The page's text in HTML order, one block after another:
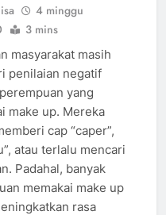
4 minggu
3 mins
masyarakat masih
penilaian negatif
yang
make up. Mereka
cap “caper”,
atau terlalu mencari
Padahal, banyak
memakai make up
rasa